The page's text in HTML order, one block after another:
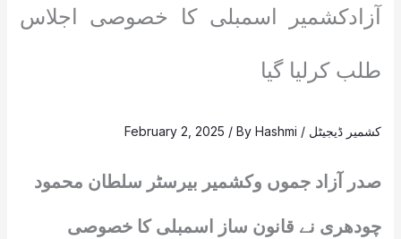
آزادکشمیر اسمبلی کا خصوصی اجلاس
طلب کرلیا گیا
کشمیر ڈیجیٹل /
February 2, 2025 / ByHashmi
صدر آزاد جموں وکشمیر بیرسٹر سلطان محمود
چودھری نے قانون ساز اسمبلی کا خصوصی